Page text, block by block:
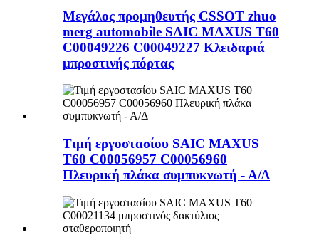
Μεγάλος προμηθευτής CSSOT zhuo
merg automobile SAIC MAXUS T60
C00049226 C00049227 Κλειδαριά
μπροστινής πόρτας
Τιμή εργοστασίου SAIC MAXUS
T60 C00056957 C00056960
Πλευρική πλάκα συμπυκνωτή - Α/Δ